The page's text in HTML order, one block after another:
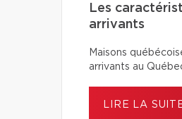
Les
arrivants
Maisons
arrivants au
LIRE LA